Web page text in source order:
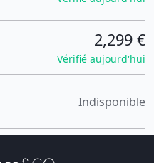
2,299 €
Vérifié aujourd'hui
Indisponible